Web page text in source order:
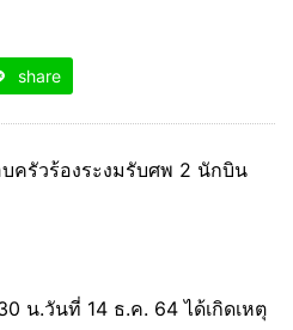
share
ครัวร้องระงมรับศพ 2 นักบิน
น.วันที่ 14 ธ.ค. 64 ได้เกิดเหตุ